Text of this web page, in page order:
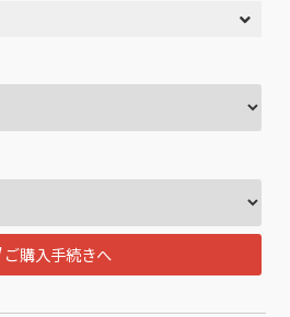
ご購入手続きへ